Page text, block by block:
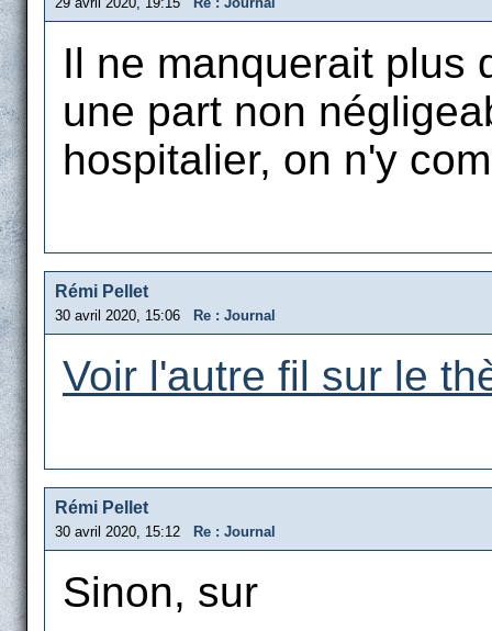
Il ne manquerait plus
une part non
hospitalier, on n'y
Rémi Pellet
30 avril 2020, 15:06 Re : Journal
Voir l'autre fil sur le
Rémi Pellet
30 avril 2020, 15:12 Re : Journal
Sinon, sur